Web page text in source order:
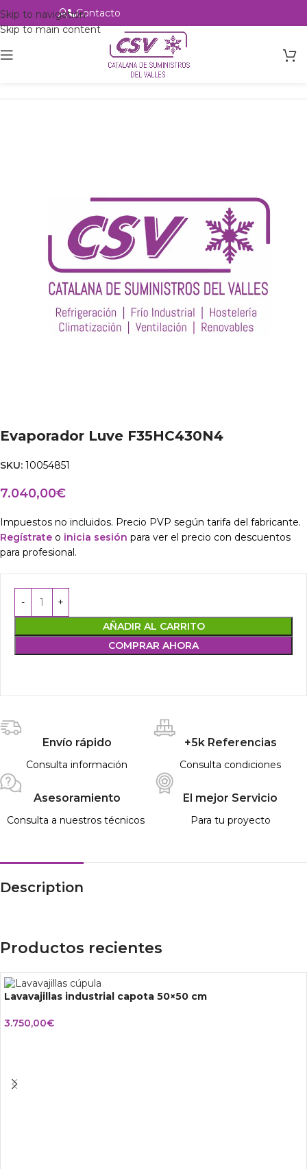
Skip to navigation
Skip to main content
Contacto
Intercambio
Evaporador Luve F35HC430N4
SKU: 10054851
7.040,00€
Impuestos no incluidos. Precio PVP según tarifa del fabricante.
Regístrate o inicia sesión para ver el precio con descuentos
para profesional.
AÑADIR AL CARRITO
COMPRAR AHORA
Envío rápido
Consulta información
+5k Referencias
Consulta condiciones
Asesoramiento
Consulta a nuestros técnicos
El mejor Servicio
Para tu proyecto
Description
Productos recientes
Lavavajillas industrial capota 50×50 cm
3.750,00€